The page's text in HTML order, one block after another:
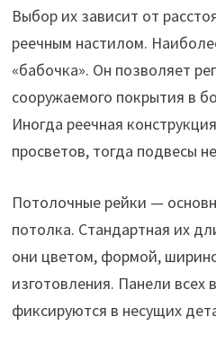
Выбор их зависит от
реечным настилом.
«бабочка». Он позволяет
сооружаемого покрытия в
Иногда реечная
просветов, тогда подвесы
Потолочные рейки —
потолка. Стандартная их
они цветом, формой,
изготовления. Панели всех
фиксируются в несущих